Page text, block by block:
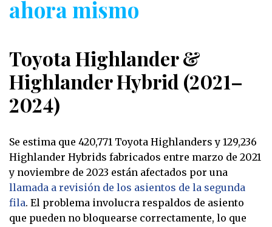
ahora mismo
Toyota Highlander &
Highlander Hybrid (2021–
2024)
Se estima que 420,771 Toyota Highlanders y 129,236
Highlander Hybrids fabricados entre marzo de 2021
y noviembre de 2023 están afectados por una
llamada a revisión de los asientos de la segunda
fila. El problema involucra respaldos de asiento
que pueden no bloquearse correctamente, lo que